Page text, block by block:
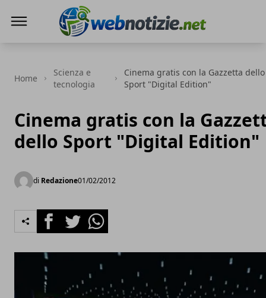
Home
Scienza e
tecnologia
Cinema gratis con la Gazzetta dello
Sport "Digital Edition"
Cinema gratis con la
dello Sport "Digital Edition"
di Redazione01/02/2012
FacebookTwitterWhatsapp